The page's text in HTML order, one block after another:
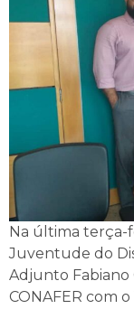
Na última terça-
Juventude do
Adjunto Fabiano
CONAFER com